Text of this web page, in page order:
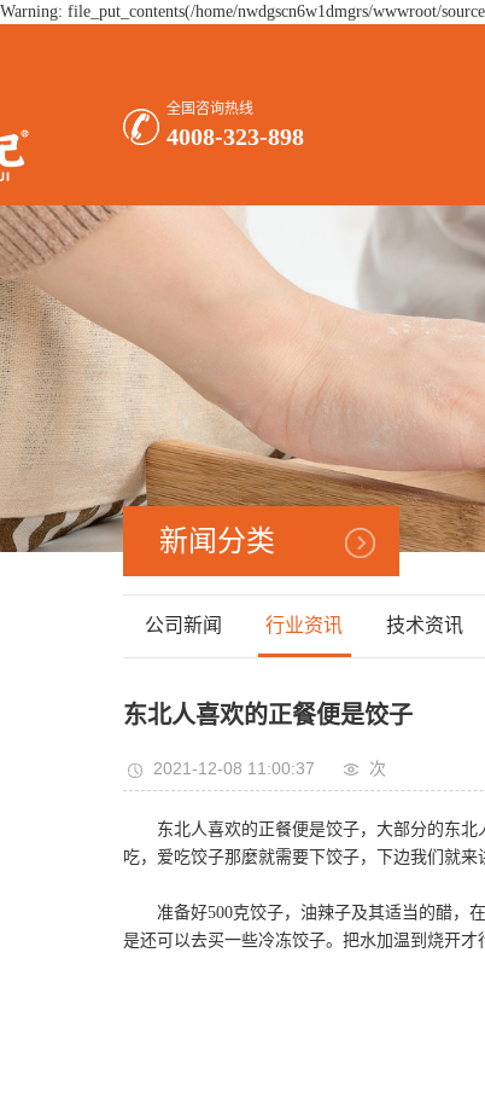
Warning: file_put_contents(/home/nwdgscn6w1dmgrs/wwwroot/
全国咨询热线
4008-323-898
新闻分类
公司新闻 行业资讯 技术资讯
东北人喜欢的正餐便是饺子
2021-12-08 11:00:37 次
东北人喜欢的正餐便是饺子，大部分的东
吃，爱吃饺子那麼就需要下饺子，下边我们就来
准备好500克饺子，油辣子及其适当的醋，
是还可以去买一些冷冻饺子。把水加温到烧开